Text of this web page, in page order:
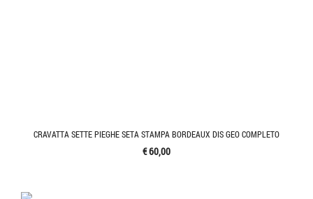
CRAVATTA SETTE PIEGHE SETA STAMPA BORDEAUX DIS GEO COMPLETO
€ 60,00